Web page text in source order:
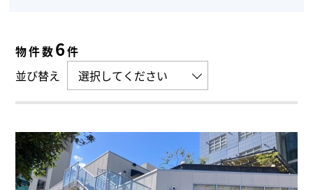
物件数6件
並び替え